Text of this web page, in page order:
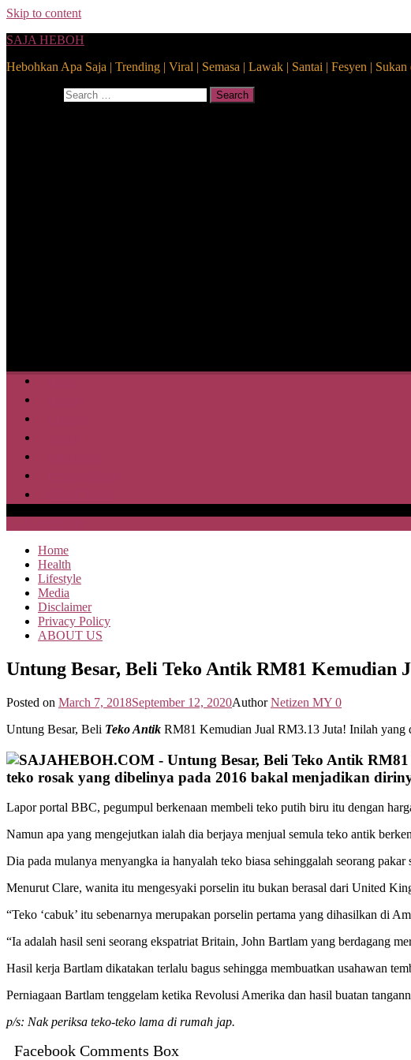
Skip to content
SAJA HEBOH
Hebohkan Apa Saja | Trending | Viral | Semasa | Lawak | Santai | Fesyen | Sukan
Search
Home
Health
Lifestyle
Media
Disclaimer
Privacy Policy
ABOUT US
Untung Besar, Beli Teko Antik RM81 Kemudian
Posted on March 7, 2018September 12, 2020Author Netizen MY 0
Untung Besar, Beli Teko Antik RM81 Kemudian Jual RM3.13 Juta! Inilah yang
teko rosak yang dibelinya pada 2016 bakal menjadikan
Lapor portal BBC, pegumpul berkenaan membeli teko putih biru itu dengan
Namun apa yang mengejutkan ialah dia berjaya menjual semula teko antik
Dia pada mulanya menyangka ia hanyalah teko biasa sehinggalah seorang
Menurut Clare, wanita itu mengesyaki porselin itu bukan berasal dari United
“Teko ‘cabuk’ itu sebenarnya merupakan porselin pertama yang dihasilkan di
“Ia adalah hasil seni seorang ekspatriat Britain, John Bartlam yang berdagang
Hasil kerja Bartlam dikatakan terlalu bagus sehingga membuatkan usahawan
Perniagaan Bartlam tenggelam ketika Revolusi Amerika dan hasil buatan
p/s: Nak periksa teko-teko lama di rumah jap.
Facebook Comments Box